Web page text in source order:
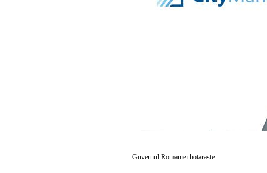
Guvernul Romaniei hotaraste: